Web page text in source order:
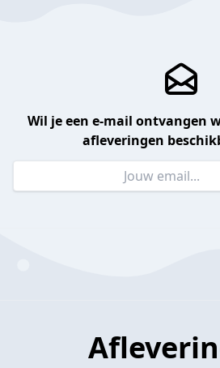
Wil je een e-mail ontvangen
afleveringen